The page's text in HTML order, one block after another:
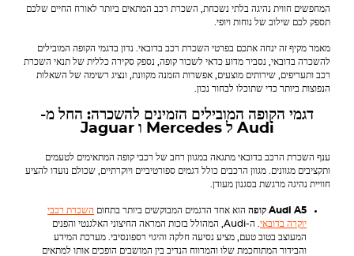
המחפשים חווית נהיגה בלתי נשכחת, השכרת רכב המתאים ביותר לאורח החיים שלכם
תספק לכם שילוב של נוחות ויופי.
מאמר מקיף זה ינחה אתכם בפרטי השכרת רכב בדובאי. נדון בדגמי הקופה המובילים
להשכרה בדובאי, נסביר מדוע כדאי לשכור קופה, נספק סקירה כללית של תנאי השכרת
רכב ותעריפים, שירותים מוצעים, אפשרות הזמנה מקוונת, ונציג רשימה של השאלות
הנפוצות ביותר כדי שתוכלו לבחור נכון.
דגמי הקופה המובילים הזמינים להשכרה: החל מ-
Audi לMercedes וJaguar
ענף השכרת הרכב בדובאי מתגאה במגוון רחב של רכבי קופה המתאימים לטעמים
ותקציבים מגוונים. מגוון הרכבים כולל דגמים ספורטיביים ויוקרתיים, שכולם נועדו להציע
חוויית נהיגה מרגשת בסגנון מעודן.
Audi A5 קופה הוא אחד הדגמים המבוקשים ביותר בתחום השכרת רכבי
יוקרה בדובאי
. ה-Audi, המהולל בזכות המראה החיצוני האלגנטי והפנים
המעוצב בטוב טעם, מציע נסיעה חלקה והיגוי רספונסיבי. מערכת המידע
והבידור המתוחכמת שלו והמרווח הנדיב בין המושבים הופכים אותו למתאים